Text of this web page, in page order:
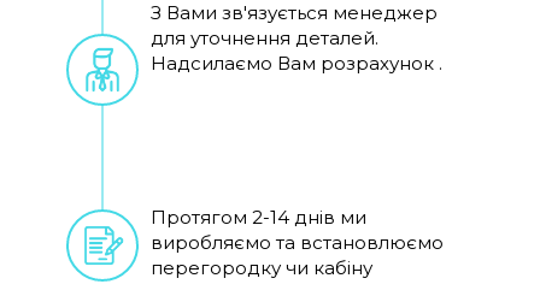
З Вами зв'язується менеджер
для уточнення деталей.
Надсилаємо Вам розрахунок .
Протягом 2-14 днів ми
виробляємо та встановлюємо
перегородку чи кабіну